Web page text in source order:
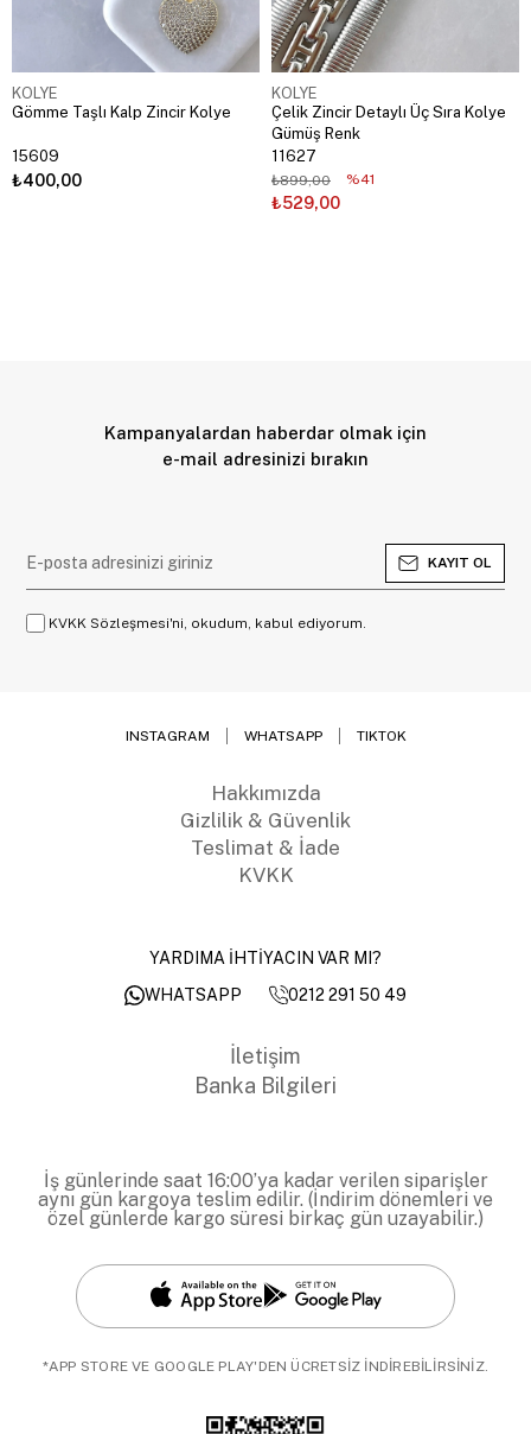
KOLYE
Gömme Taşlı Kalp Zincir Kolye
15609
₺400,00
KOLYE
Çelik Zincir Detaylı Üç Sıra Kolye
Gümüş Renk
11627
₺529,00
₺899,00 %41
Kampanyalardan haberdar olmak için
e-mail adresinizi bırakın
KAYIT OL
KVKK Sözleşmesi'ni, okudum, kabul ediyorum.
INSTAGRAM WHATSAPP TIKTOK
Hakkımızda
Gizlilik & Güvenlik
Teslimat & İade
KVKK
YARDIMA İHTİYACIN VAR MI?
WHATSAPP
0212 291 50 49
İletişim
Banka Bilgileri
İş günlerinde saat 16:00’ya kadar verilen siparişler
aynı gün kargoya teslim edilir. (İndirim dönemleri ve
özel günlerde kargo süresi birkaç gün uzayabilir.)
*APP STORE VE GOOGLE PLAY'DEN ÜCRETSİZ İNDİREBİLİRSİNİZ.